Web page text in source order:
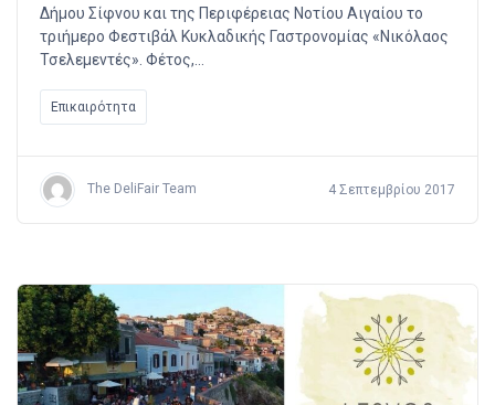
Δήμου Σίφνου και της Περιφέρειας Νοτίου Αιγαίου το
τριήμερο Φεστιβάλ Κυκλαδικής Γαστρονομίας «Νικόλαος
Τσελεμεντές». Φέτος,…
Επικαιρότητα
The DeliFair Team 4 Σεπτεμβρίου 2017